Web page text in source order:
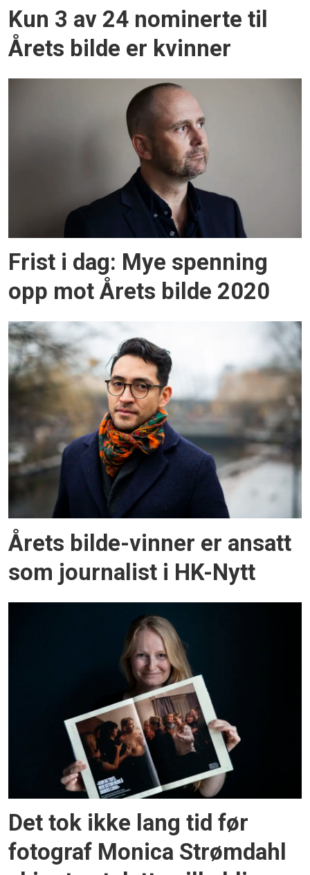
Kun 3 av 24 nominerte til
Årets bilde er kvinner
Frist i dag: Mye spenning
opp mot Årets bilde 2020
Årets bilde-vinner er ansatt
som journalist i HK-Nytt
Det tok ikke lang tid før
fotograf Monica Strømdahl